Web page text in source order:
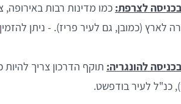
לצרפת: כמו מדינות רבות
לארץ (כמובן, גם לעיר פריז). - ניתן להזמין
להונגריה:
כנ"ל לעיר בודפשט.